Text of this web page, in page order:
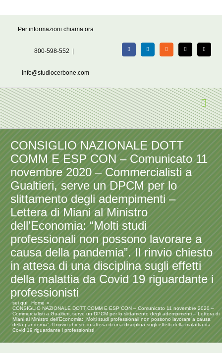
Per informazioni chiama ora
800-598-552
info@studiocerbone.com
FacebookLinkedIn Rss X Email
CONSIGLIO NAZIONALE DOTT
COMM E ESP CON – Comunicato 11
novembre 2020 – Commercialisti a
Gualtieri, serve un DPCM per lo
slittamento degli adempimenti –
Lettera di Miani al Ministro
dell’Economia: “Molti studi
professionali non possono lavorare a
causa della pandemia”. Il rinvio chiesto
in attesa di una disciplina sugli effetti
della malattia da Covid 19 riguardante i
professionisti
sei qui:
Home
CONSIGLIO NAZIONALE DOTT COMM E ESP CON – Comunicato 11 novembre 2020 –
Commercialisti a Gualtieri, serve un DPCM per lo slittamento degli adempimenti – Lettera di
Miani al Ministro dell’Economia: “Molti studi professionali non possono lavorare a causa
della pandemia”. Il rinvio chiesto in attesa di una disciplina sugli effetti della malattia da
Covid 19 riguardante i professionisti